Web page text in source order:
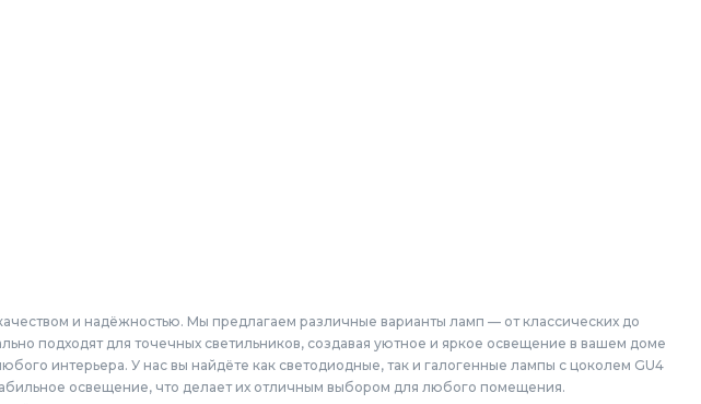
и надёжностью. Мы предлагаем различные варианты ламп — от классических до
подходят для точечных светильников, создавая уютное и яркое освещение в вашем доме
интерьера. У нас вы найдёте как светодиодные, так и галогенные лампы с цоколем GU4
освещение, что делает их отличным выбором для любого помещения.